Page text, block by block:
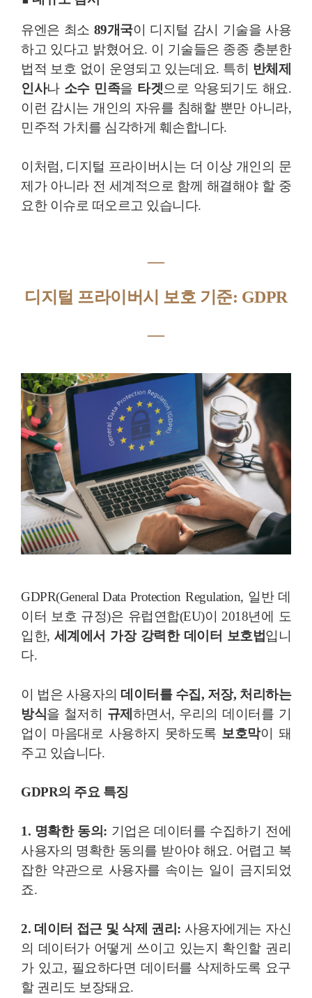
유엔은 최소 89개국이 디지털 감시 기술을 사용
하고 있다고 밝혔어요. 이 기술들은 종종 충분한
법적 보호 없이 운영되고 있는데요. 특히 반체제
인사나소수 민족을 타겟으로 악용되기도 해요.
이런 감시는 개인의 자유를 침해할 뿐만 아니라,
민주적 가치를 심각하게 훼손합니다.
이처럼, 디지털 프라이버시는 더 이상 개인의 문
제가 아니라 전 세계적으로 함께 해결해야 할 중
요한 이슈로 떠오르고 있습니다.
―
디지털 프라이버시 보호 기준: GDPR
―
GDPR(General Data Protection Regulation, 일반 데
이터 보호 규정)은 유럽연합(EU)이 2018년에 도
입한, 세계에서 가장 강력한 데이터 보호법입니
다.
이 법은 사용자의 데이터를 수집, 저장, 처리하는
방식을 철저히 규제 하면서, 우리의 데이터를 기
업이 마음대로 사용하지 못하도록 보호막이 돼
주고 있습니다.
GDPR의 주요 특징
1. 명확한 동의: 기업은 데이터를 수집하기 전에
사용자의 명확한 동의를 받아야 해요. 어렵고 복
잡한 약관으로 사용자를 속이는 일이 금지되었
죠.
2. 데이터 접근 및 삭제 권리: 사용자에게는 자신
의 데이터가 어떻게 쓰이고 있는지 확인할 권리
가 있고, 필요하다면 데이터를 삭제하도록 요구
할 권리도 보장돼요.